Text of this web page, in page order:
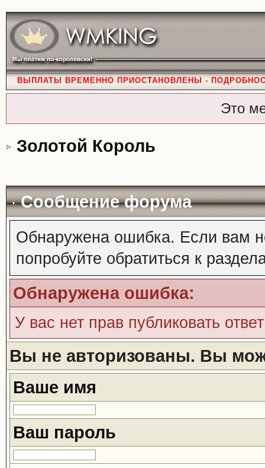
ВЫПЛАТЫ ВРЕМЕННО ПРИОСТАНОВЛЕНЫ -
Это
Золотой Король
Сообщение форума
Обнаружена ошибка. Если вам
попробуйте обратиться к
Обнаружена ошибка:
У вас нет прав публиковать
Вы не авторизованы. Вы
Ваше имя
Ваш пароль